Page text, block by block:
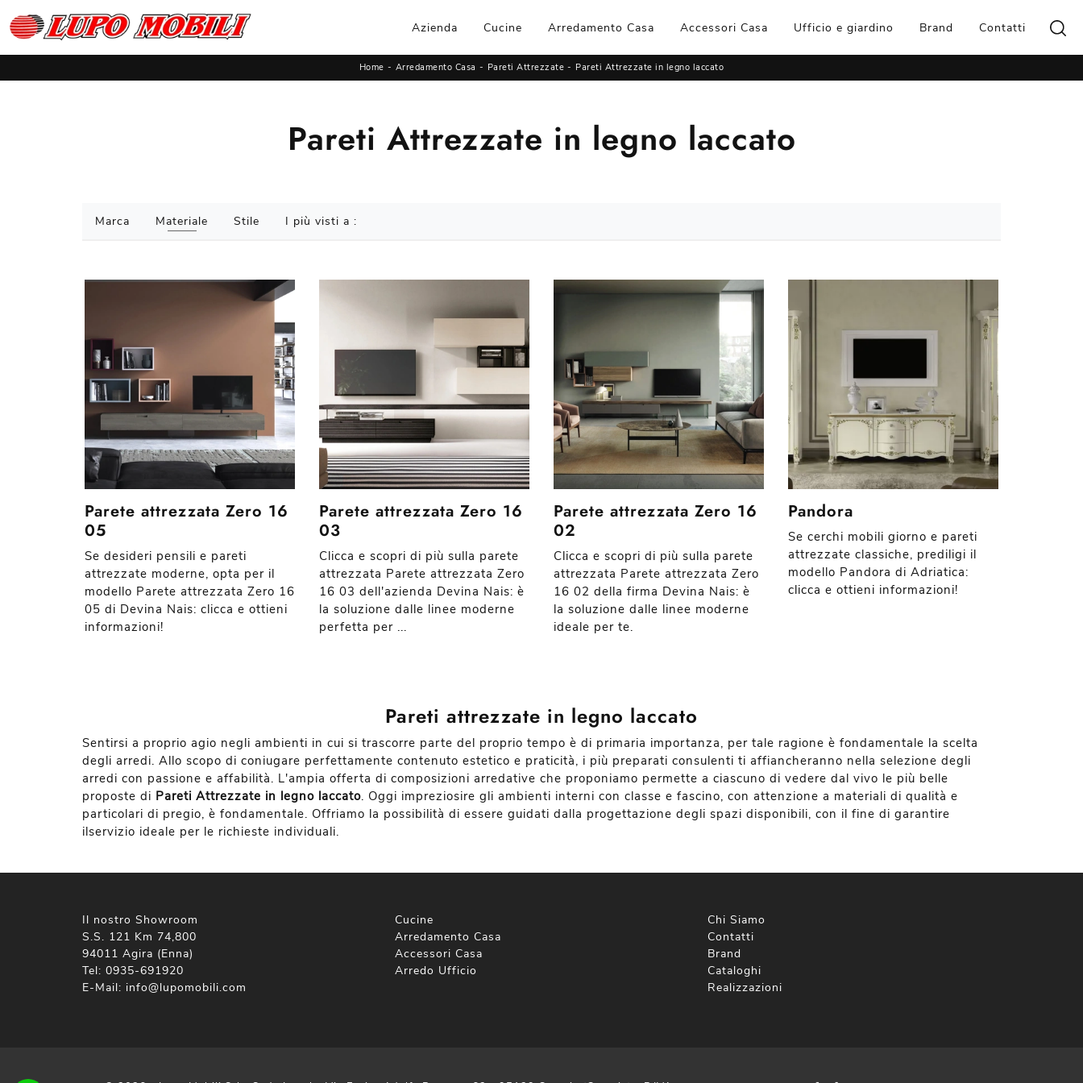
Azienda Cucine Arredamento Casa Accessori Casa Ufficio e giardino Brand Contatti
Home - Arredamento Casa - Pareti Attrezzate - Pareti Attrezzate in legno laccato
Pareti Attrezzate in legno laccato
Marca Materiale Stile I più visti a :
Parete attrezzata Zero 16
05
Se desideri pensili e pareti
attrezzate moderne, opta per il
modello Parete attrezzata Zero 16
05 di Devina Nais: clicca e ottieni
informazioni!
Parete attrezzata Zero 16
03
Clicca e scopri di più sulla parete
attrezzata Parete attrezzata Zero
16 03 dell'azienda Devina Nais: è
la soluzione dalle linee moderne
perfetta per ...
Parete attrezzata Zero 16
02
Clicca e scopri di più sulla parete
attrezzata Parete attrezzata Zero
16 02 della firma Devina Nais: è
la soluzione dalle linee moderne
ideale per te.
Pandora
Se cerchi mobili giorno e pareti
attrezzate classiche, prediligi il
modello Pandora di Adriatica:
clicca e ottieni informazioni!
Pareti attrezzate in legno laccato
Sentirsi a proprio agio negli ambienti in cui si trascorre parte del proprio tempo è di primaria importanza, per tale ragione è fondamentale la scelta
degli arredi. Allo scopo di coniugare perfettamente contenuto estetico e praticità, i più preparati consulenti ti affiancheranno nella selezione degli
arredi con passione e affabilità. L'ampia offerta di composizioni arredative che proponiamo permette a ciascuno di vedere dal vivo le più belle
proposte di Pareti Attrezzate in legno laccato. Oggi impreziosire gli ambienti interni con classe e fascino, con attenzione a materiali di qualità e
particolari di pregio, è fondamentale. Offriamo la possibilità di essere guidati dalla progettazione degli spazi disponibili, con il fine di garantire
ilservizio ideale per le richieste individuali.
Il nostro Showroom
S.S. 121 Km 74,800
94011 Agira (Enna)
Tel: 0935-691920
E-Mail: info@lupomobili.com
Cucine
Arredamento Casa
Accessori Casa
Arredo Ufficio
Chi Siamo
Contatti
Brand
Cataloghi
Realizzazioni